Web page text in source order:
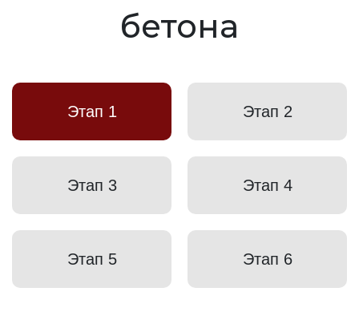
бетона
Этап 1 Этап 2
Этап 3 Этап 4
Этап 5 Этап 6